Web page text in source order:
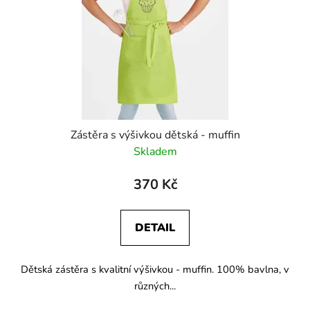
Zástěra s výšivkou dětská - muffin
Skladem
370 Kč
DETAIL
Dětská zástěra s kvalitní výšivkou - muffin. 100% bavlna, v
různých...